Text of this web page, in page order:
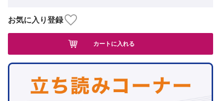
お気に入り登録
カートに入れる